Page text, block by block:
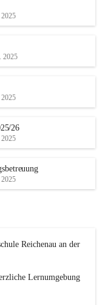
2025
2025
2025
26
2025
2025
Reichenau an der
Lernumgebung